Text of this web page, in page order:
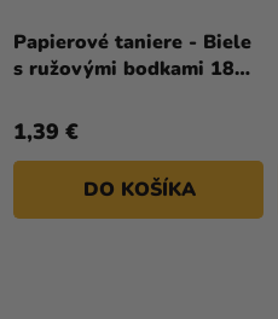
Papierové taniere - Biele
s ružovými bodkami 18
1,39 €
DO KOŠÍKA